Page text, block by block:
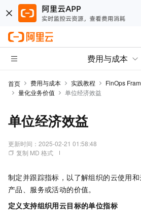
费用与成本
首页 费用与成本 实践教程 FinOps
量化业务价值
单位经济效益
单位经济效益
更新时间： 2025-02-21 01:58:48
复制 MD 格式
制定并跟踪指标，以了解组织的云使用
产品、服务或活动的价值。
定义支持组织用云目标的单位指标